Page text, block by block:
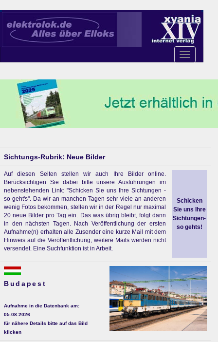
Toggle
navigation
Sichtungs-Rubrik: Neue Bilder
Auf diesen Seiten stellen wir auch Ihre Bilder online.
Berücksichtigen Sie dabei bitte unsere Ausführungen im
nebenstehenden Link: "Schicken Sie uns Ihre Sichtungen -
so geht's". Da wir an manchen Tagen sehr viele an anderen
wenig Fotos bekommen, stellen wir in der Regel nur maximal
20 neue Bilder pro Tag ein. Das was übrig bleibt, folgt dann
in den nächsten Tagen. Nach Veröffentlichung der ersten
Aufnahme(n) erhalten alle Zusender eine kurze Mail mit dem
Hinweis auf die Veröffentlichung, weitere Mails werden nicht
versendet. Eine Suchfunktion ist in Arbeit.
Schicken
Sie uns Ihre
Sichtungen-
so gehts!
Budapest
Aufnahme in die Datenbank am:
05.08.2026
für nähere Details bitte auf das Bild
klicken